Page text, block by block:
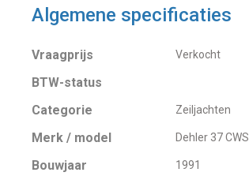
Algemene specificaties
Vraagprijs Verkocht
BTW-status
Categorie
Zeiljachten
Merk / model Dehler 37 CWS
Bouwjaar 1991